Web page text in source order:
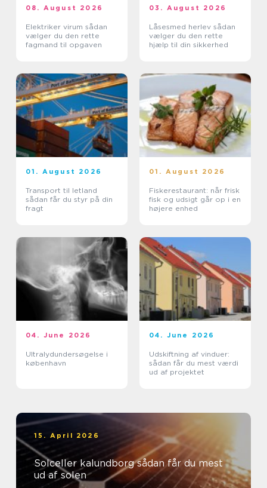
08. August 2026
Elektriker virum sådan
vælger du den rette
fagmand til opgaven
03. August 2026
Låsesmed herlev sådan
vælger du den rette
hjælp til din sikkerhed
01. August 2026
Transport til letland
sådan får du styr på din
fragt
01. August 2026
Fiskerestaurant: når frisk
fisk og udsigt går op i en
højere enhed
04. June 2026
Ultralydundersøgelse i
københavn
04. June 2026
Udskiftning af vinduer:
sådan får du mest værdi
ud af projektet
15. April 2026
Solceller kalundborg sådan får du mest
ud af solen